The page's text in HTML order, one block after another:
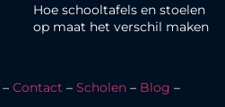
Hoe schooltafels en stoelen
op maat het verschil maken
– Contact – Scholen – Blog –